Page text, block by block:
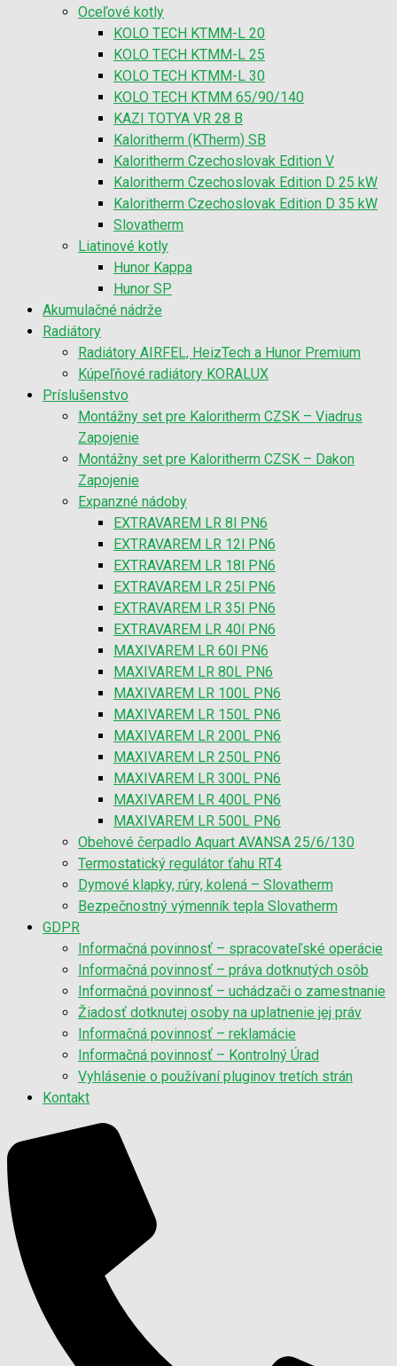
Oceľové kotly
KOLO TECH KTMM-L 20
KOLO TECH KTMM-L 25
KOLO TECH KTMM-L 30
KOLO TECH KTMM 65/90/140
KAZI TOTYA VR 28 B
Kaloritherm (KTherm) SB
Kaloritherm Czechoslovak Edition V
Kaloritherm Czechoslovak Edition D 25 kW
Kaloritherm Czechoslovak Edition D 35 kW
Slovatherm
Liatinové kotly
Hunor Kappa
Hunor SP
Akumulačné nádrže
Radiátory
Radiátory AIRFEL, HeizTech a Hunor Premium
Kúpeľňové radiátory KORALUX
Príslušenstvo
Montážny set pre Kaloritherm CZSK – Viadrus
Zapojenie
Montážny set pre Kaloritherm CZSK – Dakon
Zapojenie
Expanzné nádoby
EXTRAVAREM LR 8l PN6
EXTRAVAREM LR 12l PN6
EXTRAVAREM LR 18l PN6
EXTRAVAREM LR 25l PN6
EXTRAVAREM LR 35l PN6
EXTRAVAREM LR 40l PN6
MAXIVAREM LR 60l PN6
MAXIVAREM LR 80L PN6
MAXIVAREM LR 100L PN6
MAXIVAREM LR 150L PN6
MAXIVAREM LR 200L PN6
MAXIVAREM LR 250L PN6
MAXIVAREM LR 300L PN6
MAXIVAREM LR 400L PN6
MAXIVAREM LR 500L PN6
Obehové čerpadlo Aquart AVANSA 25/6/130
Termostatický regulátor ťahu RT4
Dymové klapky, rúry, kolená – Slovatherm
Bezpečnostný výmenník tepla Slovatherm
GDPR
Informačná povinnosť – spracovateľské operácie
Informačná povinnosť – práva dotknutých osôb
Informačná povinnosť – uchádzači o zamestnanie
Žiadosť dotknutej osoby na uplatnenie jej práv
Informačná povinnosť – reklamácie
Informačná povinnosť – Kontrolný Úrad
Vyhlásenie o používaní pluginov tretích strán
Kontakt